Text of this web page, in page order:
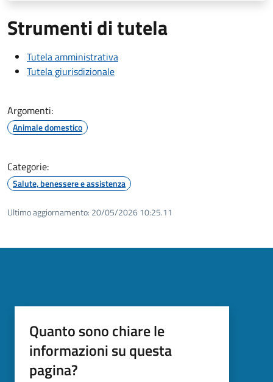
Strumenti di tutela
Tutela amministrativa
Tutela giurisdizionale
Argomenti:
Animale domestico
Categorie:
Salute, benessere e assistenza
Ultimo aggiornamento: 20/05/2026 10:25.11
Quanto sono chiare le
informazioni su questa
pagina?